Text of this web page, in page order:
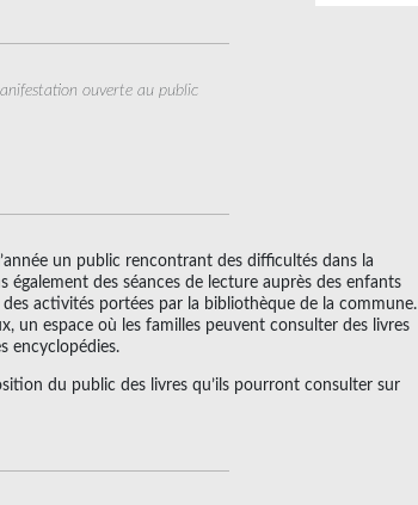
ouverte au public
un public rencontrant des difficultés dans la
également des séances de lecture auprès des enfants
activités portées par la bibliothèque de la commune.
un espace où les familles peuvent consulter des livres
encyclopédies.
du public des livres qu’ils pourront consulter sur